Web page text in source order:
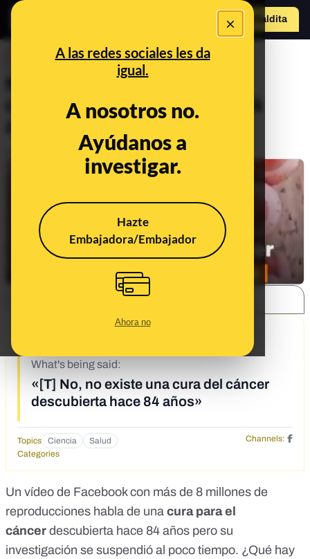
×
A las redes sociales les da
igual.
A nosotros no.
Ayúdanos a
investigar.
Hazte
Embajadora/Embajador
Ahora no
Hazte Maldita
No, no existe una cura del
cáncer descubierta hace 84
Oct 7, 2019, 6:20:21 AM
What's being said:
«[T] No, no existe una cura del cáncer
descubierta hace 84 años»
Topics Ciencia Salud
Channels:
Categories
Un vídeo de Facebook con más de 8 millones de
reproducciones habla de una cura para el
cáncer descubierta hace 84 años pero su
investigación se suspendió al poco tiempo. ¿Qué hay